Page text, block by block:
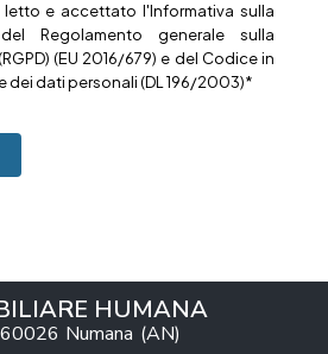
letto e accettato l'Informativa sulla
Regolamento generale sulla
(EU 2016/679) e del Codice in
dei dati personali (DL 196/2003)*
HUMANA
Numana (AN)